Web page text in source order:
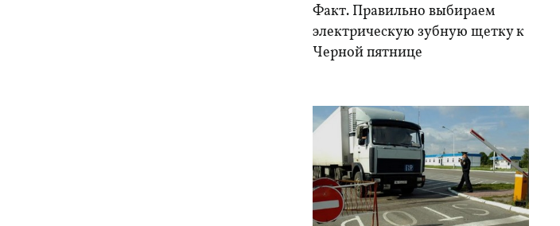
Факт. Правильно выбираем
электрическую зубную щетку к
Черной пятнице